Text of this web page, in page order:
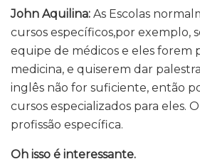
John Aquilina: As Escolas
cursos específicos,por exemplo,
equipe de médicos e eles forem
medicina, e quiserem dar
inglês não for suficiente, então
cursos especializados para eles.
profissão específica.
Oh isso é interessante.